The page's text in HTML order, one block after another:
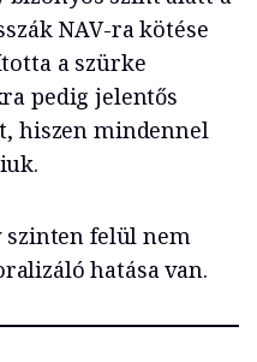
NAV-ra kötése
a szürke
pedig jelentős
hiszen mindennel
szinten felül nem
hatása van.